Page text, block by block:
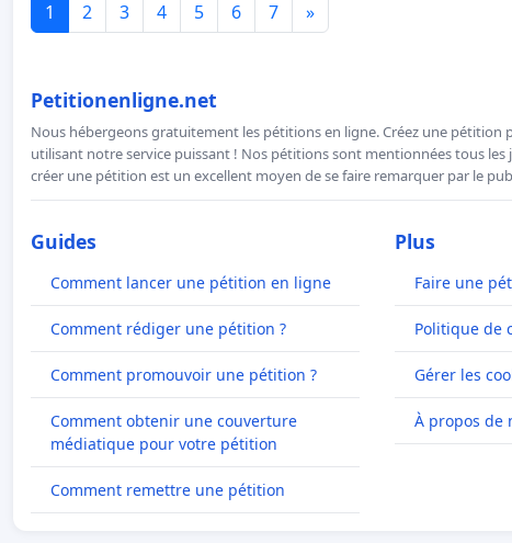
1 2 3 4 5 6 7 »
Petitionenligne.net
Nous hébergeons gratuitement les pétitions en ligne. Créez une pétition
utilisant notre service puissant ! Nos pétitions sont mentionnées tous les
créer une pétition est un excellent moyen de se faire remarquer par le
Guides
Comment lancer une pétition en ligne
Comment rédiger une pétition ?
Comment promouvoir une pétition ?
Comment obtenir une couverture
médiatique pour votre pétition
Comment remettre une pétition
Plus
Faire une
Politique de
Gérer les
À propos de